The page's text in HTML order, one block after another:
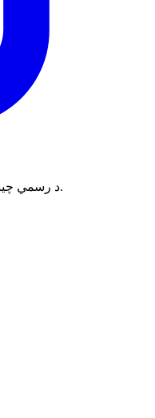
د رسمي چینل د پرانیستو لپاره پر آیکن کلیک وکړئ.